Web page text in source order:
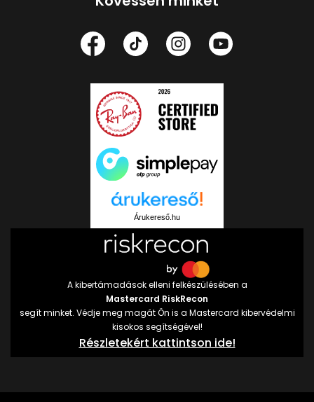
Árukereső.hu
A kibertámadások elleni felkészülésében a
Mastercard RiskRecon
segít minket. Védje meg magát Ön is a Mastercard kibervédelmi
kisokos segítségével!
Részletekért kattintson ide!